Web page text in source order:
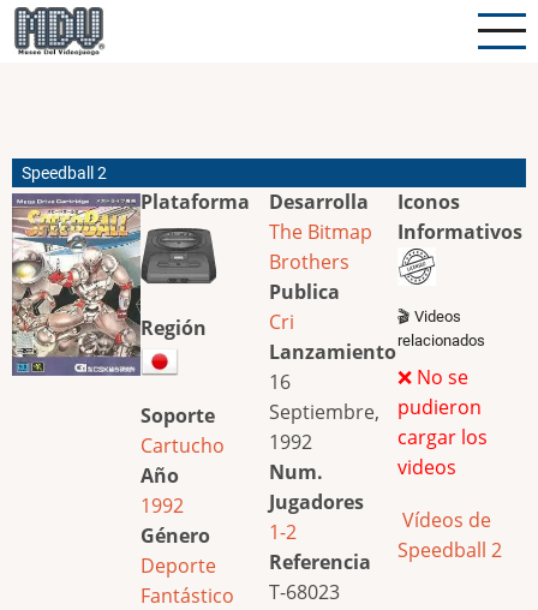
Pasar
al
Speedball 2
Plataforma
Región
Soporte
Cartucho
Año
1992
Género
Deporte
Fantástico
Desarrolla
The Bitmap
Brothers
Publica
Cri
Lanzamiento
16
Septiembre,
1992
Num.
Jugadores
1-2
Referencia
T-68023
Iconos
Informativos
🎬 Videos
relacionados
❌ No se
pudieron
cargar los
videos
Vídeos de
Speedball 2